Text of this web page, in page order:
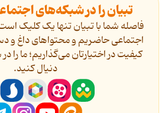
تبیان را در شبکه‌های
فاصله شما با تبیان تنها یک کلیک
اجتماعی حاضریم و محتواهای داغ و
کیفیت در اختیارتان می‌گذاریم؛ ما را
دنیال کنید.